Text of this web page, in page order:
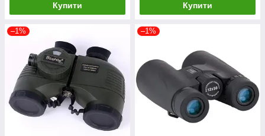
Купити Купити
–1% –1%